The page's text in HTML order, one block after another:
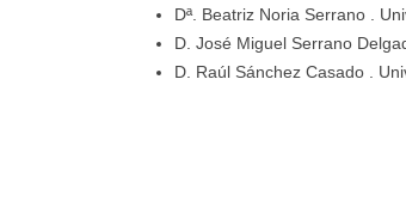
Dª. Beatriz Noria Serrano .
D. José Miguel Serrano
D. Raúl Sánchez Casado
.